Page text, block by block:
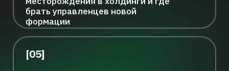
инфраструктуры: ключевые
задачи для отрасли